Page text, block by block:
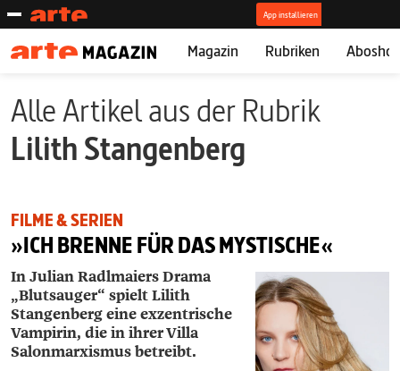
Magazin Rubriken
Alle Artikel aus der Rubrik
Lilith Stangenberg
FILME & SERIEN
»ICH BRENNE FÜR DAS MYSTISCHE«
In Julian Radlmaiers Drama
„Blutsauger“ spielt Lilith
Stangenberg eine exzentrische
Vampirin, die in ihrer Villa
Salonmarxismus betreibt.